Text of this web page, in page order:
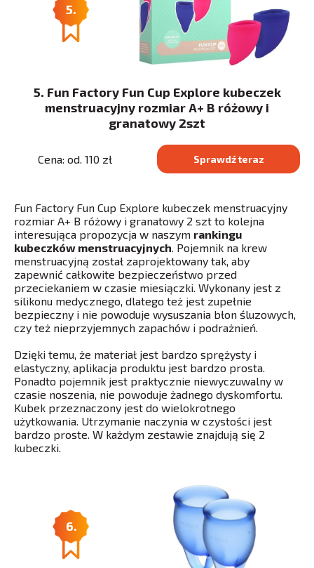
5.
5. Fun Factory Fun Cup Explore kubeczek
menstruacyjny rozmiar A+ B różowy i
granatowy 2szt
Cena: od. 110 zł Sprawdź teraz
Fun Factory Fun Cup Explore kubeczek menstruacyjny
rozmiar A+ B różowy i granatowy 2 szt to kolejna
interesująca propozycja w naszym rankingu
kubeczków menstruacyjnych. Pojemnik na krew
menstruacyjną został zaprojektowany tak, aby
zapewnić całkowite bezpieczeństwo przed
przeciekaniem w czasie miesiączki. Wykonany jest z
silikonu medycznego, dlatego też jest zupełnie
bezpieczny i nie powoduje wysuszania błon śluzowych,
czy też nieprzyjemnych zapachów i podrażnień.
Dzięki temu, że materiał jest bardzo sprężysty i
elastyczny, aplikacja produktu jest bardzo prosta.
Ponadto pojemnik jest praktycznie niewyczuwalny w
czasie noszenia, nie powoduje żadnego dyskomfortu.
Kubek przeznaczony jest do wielokrotnego
użytkowania. Utrzymanie naczynia w czystości jest
bardzo proste. W każdym zestawie znajdują się 2
kubeczki.
6.